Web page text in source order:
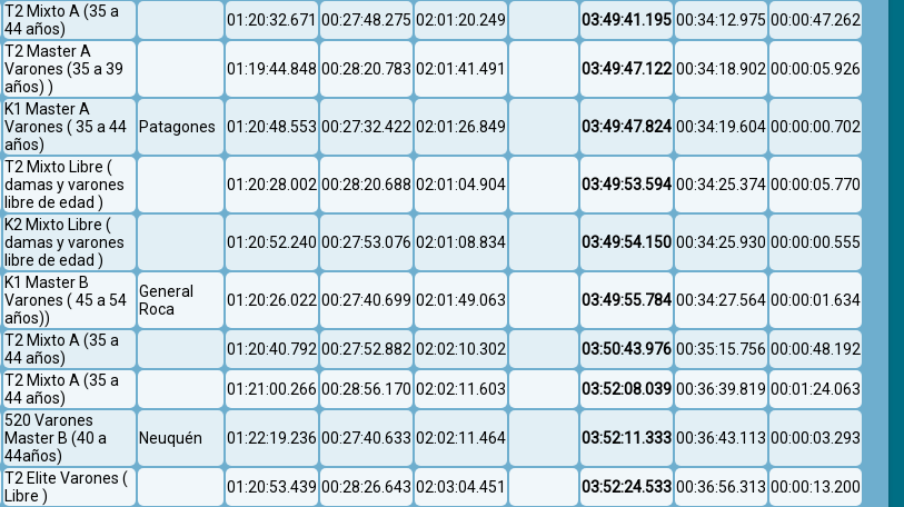
T2 Mixto A (35 a
44 años)
01:20:32.671 00:27:48.275 02:01:20.249 03:49:41.195 00:34:12.975 00:00:47.262
T2 Master A
Varones (35 a 39
años) )
01:19:44.848 00:28:20.783 02:01:41.491 03:49:47.122 00:34:18.902 00:00:05.926
K1 Master A
Varones ( 35 a 44
años)
Patagones 01:20:48.553 00:27:32.422 02:01:26.849 03:49:47.824 00:34:19.604 00:00:00.702
T2 Mixto Libre (
damas y varones
libre de edad )
01:20:28.002 00:28:20.688 02:01:04.904 03:49:53.594 00:34:25.374 00:00:05.770
K2 Mixto Libre (
damas y varones
libre de edad )
01:20:52.240 00:27:53.076 02:01:08.834 03:49:54.150 00:34:25.930 00:00:00.555
K1 Master B
Varones ( 45 a 54
años))
General
Roca
01:20:26.022 00:27:40.699 02:01:49.063 03:49:55.784 00:34:27.564 00:00:01.634
T2 Mixto A (35 a
44 años)
01:20:40.792 00:27:52.882 02:02:10.302 03:50:43.976 00:35:15.756 00:00:48.192
T2 Mixto A (35 a
44 años)
01:21:00.266 00:28:56.170 02:02:11.603 03:52:08.039 00:36:39.819 00:01:24.063
520 Varones
Master B (40 a
44años)
Neuquén 01:22:19.236 00:27:40.633 02:02:11.464 03:52:11.333 00:36:43.113 00:00:03.293
T2 Elite Varones (
Libre )
01:20:53.439 00:28:26.643 02:03:04.451 03:52:24.533 00:36:56.313 00:00:13.200